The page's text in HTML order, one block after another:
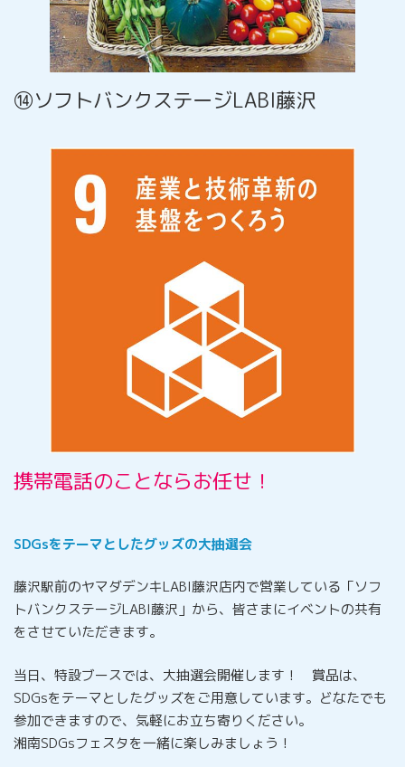
⑭ソフトバンクステージLABI藤沢
携帯電話のことならお任せ！
SDGsをテーマとしたグッズの大抽選会
藤沢駅前のヤマダデンキLABI藤沢店内で営業している「ソフ
トバンクステージLABI藤沢」から、皆さまにイベントの共有
をさせていただきます。
当日、特設ブースでは、大抽選会開催します！ 賞品は、
SDGsをテーマとしたグッズをご用意しています。どなたでも
参加できますので、気軽にお立ち寄りください。
湘南SDGsフェスタを一緒に楽しみましょう！